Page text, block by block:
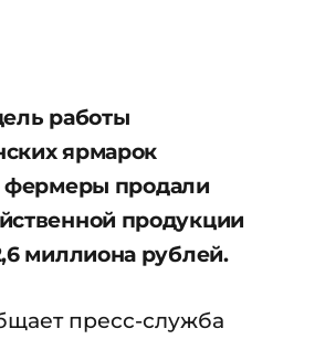
работы
ярмарок
фермеры продали
продукции
миллиона рублей.
пресс-служба